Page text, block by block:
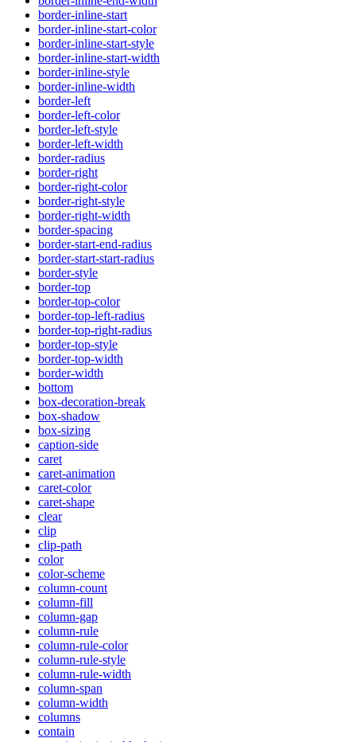
border-inline-start
border-inline-start-color
border-inline-start-style
border-inline-start-width
border-inline-style
border-inline-width
border-left
border-left-color
border-left-style
border-left-width
border-radius
border-right
border-right-color
border-right-style
border-right-width
border-spacing
border-start-end-radius
border-start-start-radius
border-style
border-top
border-top-color
border-top-left-radius
border-top-right-radius
border-top-style
border-top-width
border-width
bottom
box-decoration-break
box-shadow
box-sizing
caption-side
caret
caret-animation
caret-color
caret-shape
clear
clip
clip-path
color
color-scheme
column-count
column-fill
column-gap
column-rule
column-rule-color
column-rule-style
column-rule-width
column-span
column-width
columns
contain